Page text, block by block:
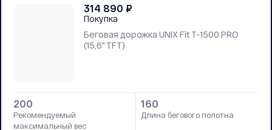
314 890 ₽
Покупка
Беговая дорожка UNIX Fit T-1500 PRO
(15,6" TFT)
200
Рекомендуемый
максимальный вес
160
Длина бегового полотна